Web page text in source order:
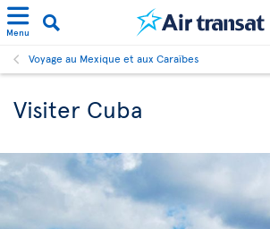
Menu
Voyage au Mexique et aux Caraïbes
Visiter Cuba